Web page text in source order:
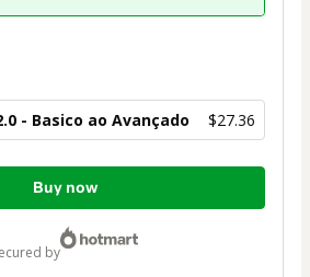
- Basico ao Avançado $27.36
Buy now
secured by